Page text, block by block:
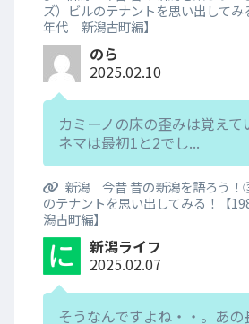
ズ）ビルのテナントを思い出して
年代 新潟古町編】
のら
2025.02.10
カミーノの床の歪みは覚え
ネマは最初1と2でし...
新潟 今昔 昔の新潟を語ろう！
のテナントを思い出してみる！【
潟古町編】
新潟ライフ
2025.02.07
そうなんですよね・・。あの